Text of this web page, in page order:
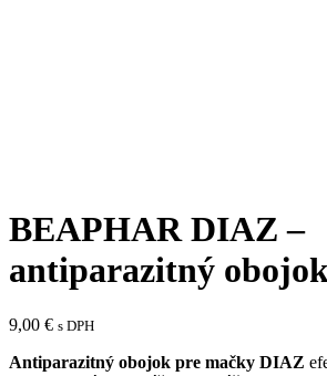
BEAPHAR DIAZ –
antiparazitný
9,00 € s DPH
Antiparazitný obojok pre mačky DIAZ